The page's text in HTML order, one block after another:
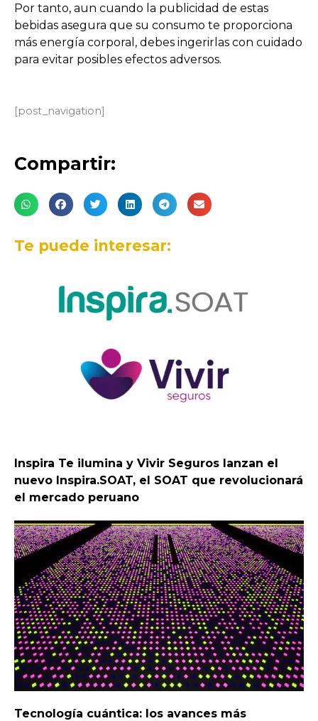
Por tanto, aun cuando la publicidad de estas
bebidas asegura que su consumo te proporciona
más energía corporal, debes ingerirlas con cuidado
para evitar posibles efectos adversos.
[post_navigation]
Compartir:
Te puede interesar:
Inspira Te ilumina y Vivir Seguros lanzan el
nuevo Inspira.SOAT, el SOAT que revolucionará
el mercado peruano
Tecnología cuántica: los avances más